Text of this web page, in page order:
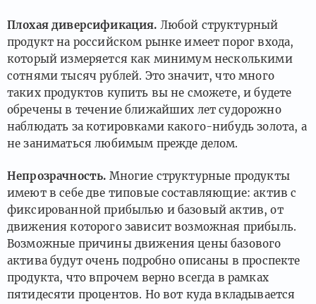
Плохая диверсификация. Любой структурный
продукт на российском рынке имеет порог входа,
который измеряется как минимум несколькими
сотнями тысяч рублей. Это значит, что много
таких продуктов купить вы не сможете, и будете
обречены в течение ближайших лет судорожно
наблюдать за котировками какого-нибудь золота, а
не заниматься любимым прежде делом.
Непрозрачность. Многие структурные продукты
имеют в себе две типовые составляющие: актив с
фиксированной прибылью и базовый актив, от
движения которого зависит возможная прибыль.
Возможные причины движения цены базового
актива будут очень подробно описаны в проспекте
продукта, что впрочем верно всегда в рамках
пятидесяти процентов. Но вот куда вкладывается